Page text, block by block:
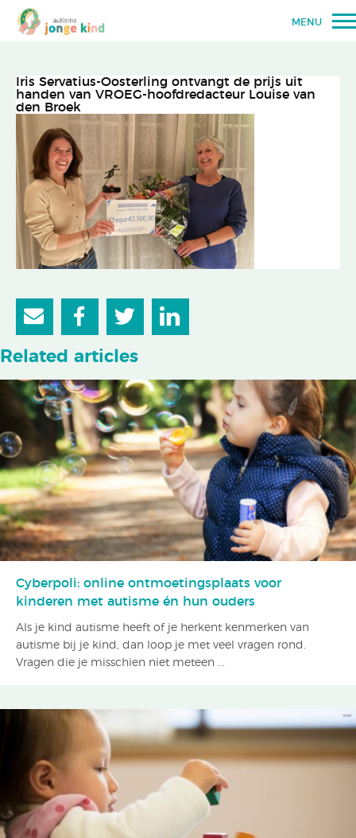
MENU
Iris Servatius-Oosterling ontvangt de prijs uit
handen van VROEG-hoofdredacteur Louise van
den Broek
Related articles
Cyberpoli: online ontmoetingsplaats voor
kinderen met autisme én hun ouders
Als je kind autisme heeft of je herkent kenmerken van
autisme bij je kind, dan loop je met veel vragen rond.
Vragen die je misschien niet meteen ...